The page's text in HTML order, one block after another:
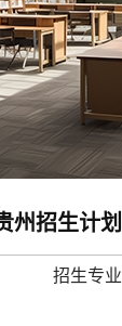
州招生计划
招生专业